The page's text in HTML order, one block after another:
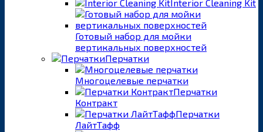
Interior Cleaning Kit
Готовый набор для мойки
вертикальных поверхностей
Перчатки
Многоцелевые перчатки
Перчатки
Контракт
Перчатки
ЛайтТафф